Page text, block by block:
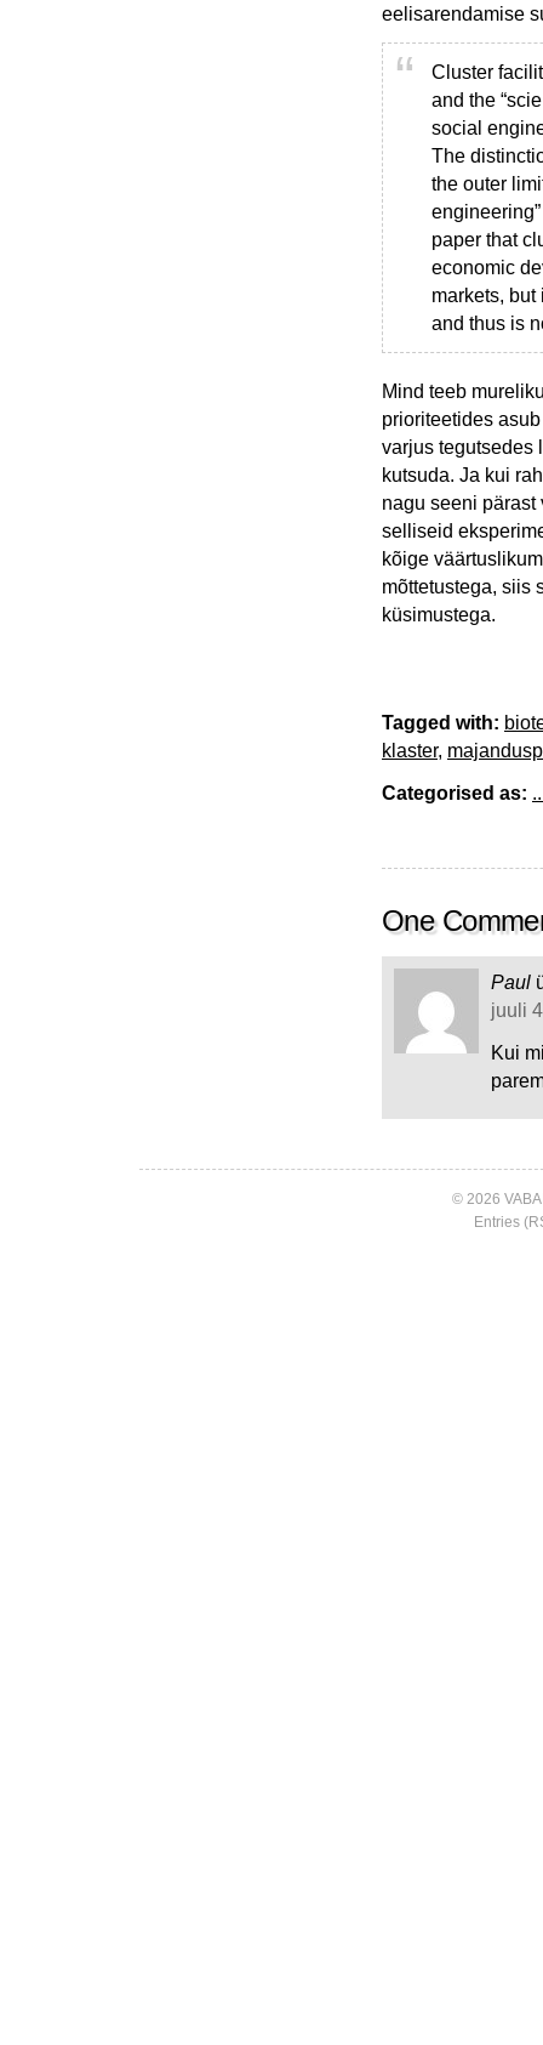
eelisarendamise
Cluster
and the
social
The
the outer
paper that
economic
markets, but
and thus is
Mind teeb
prioriteetides
varjus tegutsedes
kutsuda. Ja kui
nagu seeni
selliseid
kõige
mõttetustega, siis
küsimustega.
Tagged with:
klaster,
Categorised as:
One
Paul
juuli
Kui
© 2026
Entries